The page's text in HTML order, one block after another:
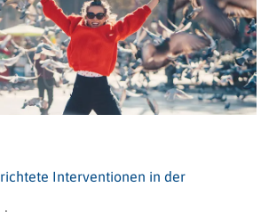
Interventionen in der